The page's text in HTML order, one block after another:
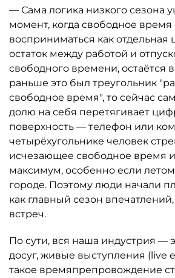
— Сама логика низкого сезона
момент, когда свободное время
восприниматься как отдельная
остаток между работой и
свободного времени, остаётся
раньше это был треугольник
свободное время", то сейчас
долю на себя перетягивает
поверхность — телефон или
четырёхугольнике человек
исчезающее свободное время
максимум, особенно если летом
городе. Поэтому люди начали
как главный сезон
встреч.
По сути, вся наша индустрия —
досуг, живые выступления (live
такое времяпрепровождение